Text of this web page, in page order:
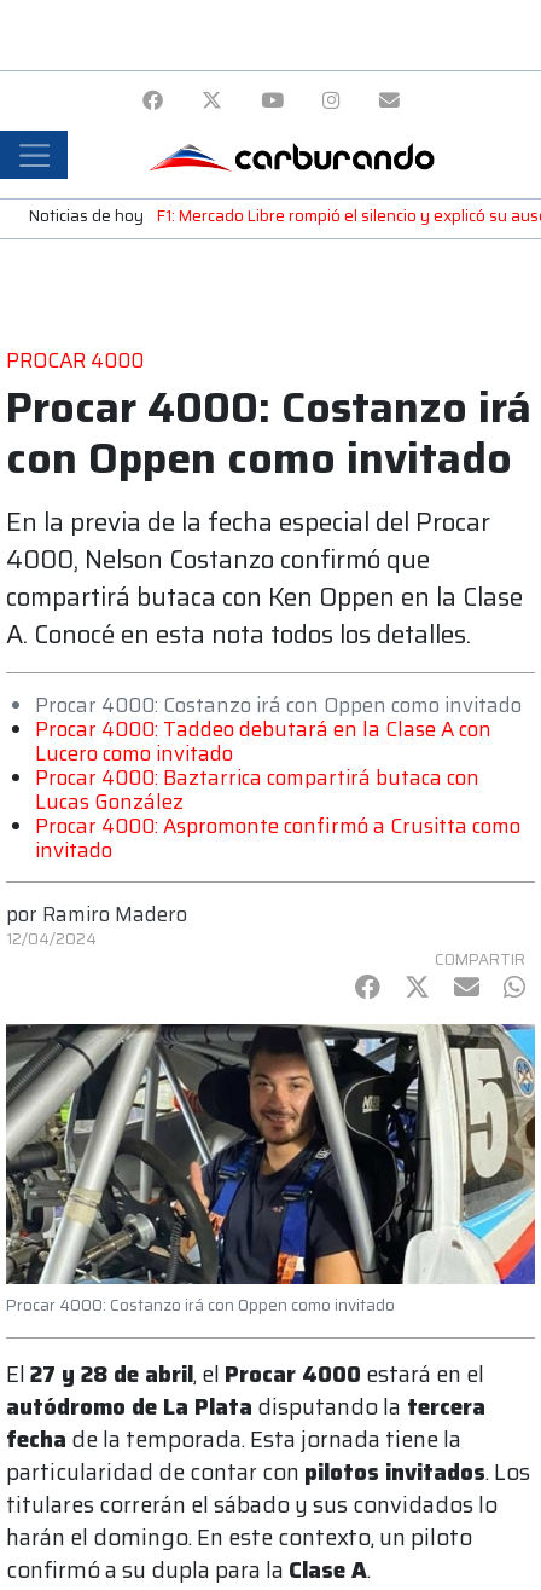
Noticias de hoy F1: Mercado Libre rompió el silencio y explicó su
PROCAR 4000
Procar 4000: Costanzo irá
con Oppen como invitado
En la previa de la fecha especial del Procar
4000, Nelson Costanzo confirmó que
compartirá butaca con Ken Oppen en la Clase
A. Conocé en esta nota todos los detalles.
Procar 4000: Costanzo irá con Oppen como invitado
Procar 4000: Taddeo debutará en la Clase A con
Lucero como invitado
Procar 4000: Baztarrica compartirá butaca con
Lucas González
Procar 4000: Aspromonte confirmó a Crusitta como
invitado
por Ramiro Madero
12/04/2024
COMPARTIR
Facebook
Twitter
mail
Procar 4000: Costanzo irá con Oppen como invitado
El27 y 28 de abril, el Procar 4000 estará en el
autódromo de La Plata disputando la tercera
fecha de la temporada. Esta jornada tiene la
particularidad de contar con pilotos invitados. Los
titulares correrán el sábado y sus convidados lo
harán el domingo. En este contexto, un piloto
confirmó a su dupla para la Clase A.